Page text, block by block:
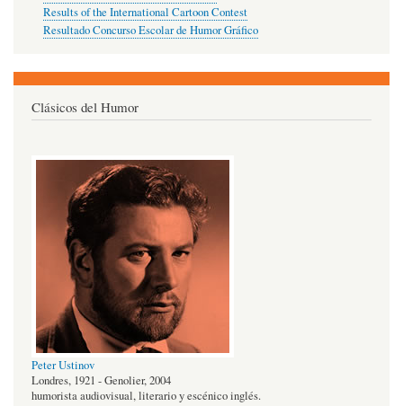
Results of the International Cartoon Contest
Resultado Concurso Escolar de Humor Gráfico
Clásicos del Humor
Peter Ustinov
Londres, 1921 - Genolier, 2004
humorista audiovisual, literario y escénico inglés.